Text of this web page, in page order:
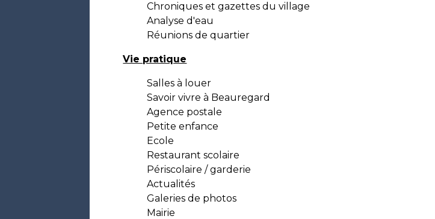
Chroniques et gazettes du village
Analyse d'eau
Réunions de quartier
Vie pratique
Salles à louer
Savoir vivre à Beauregard
Agence postale
Petite enfance
Ecole
Restaurant scolaire
Périscolaire / garderie
Actualités
Galeries de photos
Mairie